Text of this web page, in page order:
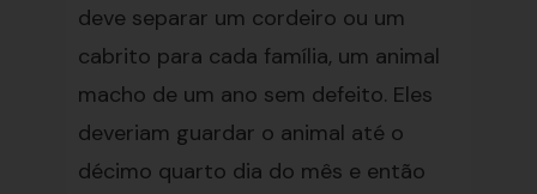
deve separar um cordeiro ou um
cabrito para cada família, um animal
macho de um ano sem defeito. Eles
deveriam guardar o animal até o
décimo quarto dia do mês e então